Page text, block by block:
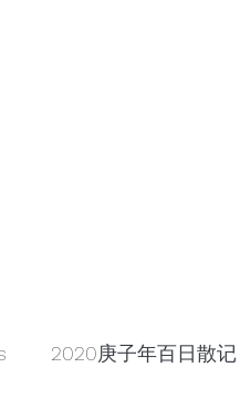
2020庚子年百日散记